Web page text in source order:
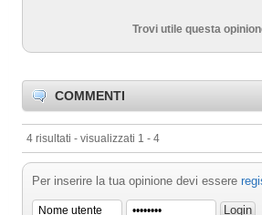
Trovi utile questa
COMMENTI
4 risultati - visualizzati 1 - 4
Per inserire la tua opinione devi essere